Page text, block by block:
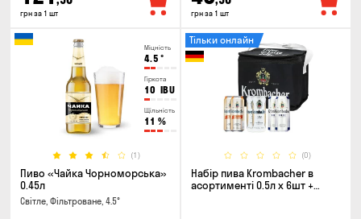
грн за 1 шт грн за 1 шт
Міцність
4.5 °
Гіркота
10 IBU
Щільність
11 %
(1)
Пиво «Чайка Чорноморська»
0.45л
Світле, Фільтроване, 4.5°
(0)
Тільки онлайн
Набір пива Krombacher в
асортименті 0.5л х 6шт +